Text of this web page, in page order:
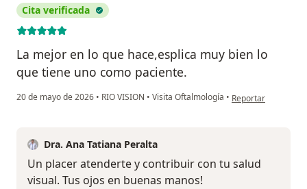
Cita verificada
La mejor en lo que hace,esplica muy bien lo
que tiene uno como paciente.
20 de mayo de 2026 • RIO VISION • Visita Oftalmología • en opinión del
Reportar
Dra. Ana Tatiana Peralta
Un placer atenderte y contribuir con tu salud
visual. Tus ojos en buenas manos!